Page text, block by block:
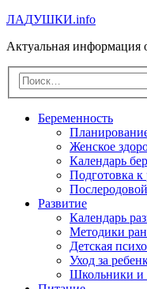
ЛАДУШКИ.info
Актуальная информация
Беременность
Женское
Календарь
Подготовка к
Развитие
Календарь
Методики
Детская
Уход за
Школьники и